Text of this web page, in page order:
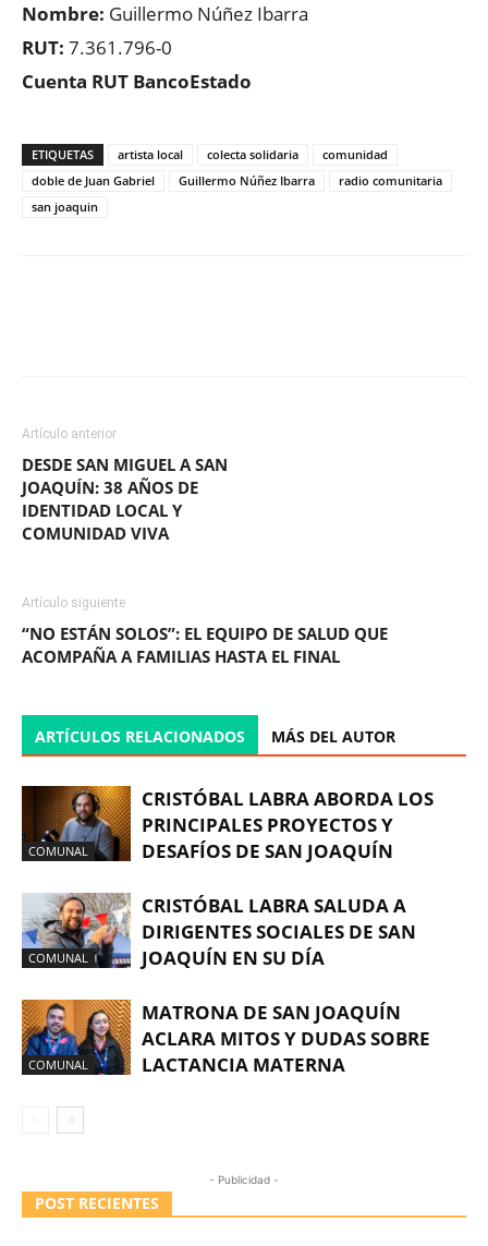
Nombre: Guillermo Núñez Ibarra
RUT: 7.361.796-0
Cuenta RUT BancoEstado
ETIQUETAS artista local colecta solidaria
comunidad
doble de Juan Gabriel
Guillermo Núñez Ibarra
radio comunitaria
san joaquin
Artículo anterior
DESDE SAN MIGUEL A SAN
JOAQUÍN: 38 AÑOS DE
IDENTIDAD LOCAL Y
COMUNIDAD VIVA
Artículo siguiente
“NO ESTÁN SOLOS”: EL EQUIPO DE SALUD QUE
ACOMPAÑA A FAMILIAS HASTA EL FINAL
ARTÍCULOS RELACIONADOS MÁS DEL AUTOR
COMUNAL
CRISTÓBAL LABRA ABORDA LOS
PRINCIPALES PROYECTOS Y
DESAFÍOS DE SAN JOAQUÍN
COMUNAL
CRISTÓBAL LABRA SALUDA A
DIRIGENTES SOCIALES DE SAN
JOAQUÍN EN SU DÍA
COMUNAL
MATRONA DE SAN JOAQUÍN
ACLARA MITOS Y DUDAS SOBRE
LACTANCIA MATERNA
- Publicidad -
POST RECIENTES